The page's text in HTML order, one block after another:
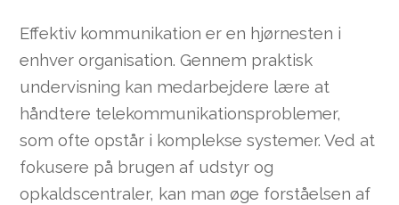
Effektiv kommunikation er en hjørnesten i
enhver organisation. Gennem praktisk
undervisning kan medarbejdere lære at
håndtere telekommunikationsproblemer,
som ofte opstår i komplekse systemer. Ved at
fokusere på brugen af udstyr og
opkaldscentraler, kan man øge forståelsen af